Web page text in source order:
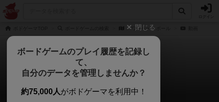
パワーベースボール
パワーベースボール
0件の動画
閉じる
ボードゲームのプレイ履歴を記録し
て、
自分のデータを管理しませんか？
約75,000人がボドゲーマを利用中！